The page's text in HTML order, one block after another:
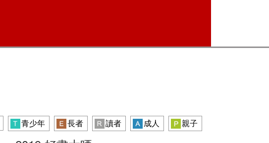
青少年 長者 讀者 成人 親子